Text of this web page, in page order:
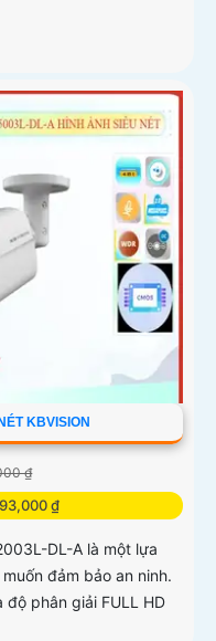
KBVISION
₫
₫
DL-A là một lựa
đảm bảo an ninh.
phân giải FULL HD